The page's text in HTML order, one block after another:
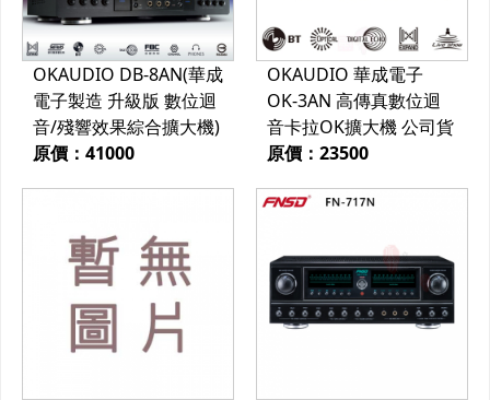
OKAUDIO DB-8AN(華成
電子製造 升級版 數位迴
音/殘響效果綜合擴大機)
原價：41000
OKAUDIO 華成電子
OK-3AN 高傳真數位迴
音卡拉OK擴大機 公司貨
原價：23500